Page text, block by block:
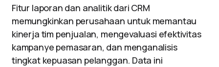
Fitur laporan dan analitik dari CRM
memungkinkan perusahaan untuk memantau
kinerja tim penjualan, mengevaluasi efektivitas
kampanye pemasaran, dan menganalisis
tingkat kepuasan pelanggan. Data ini